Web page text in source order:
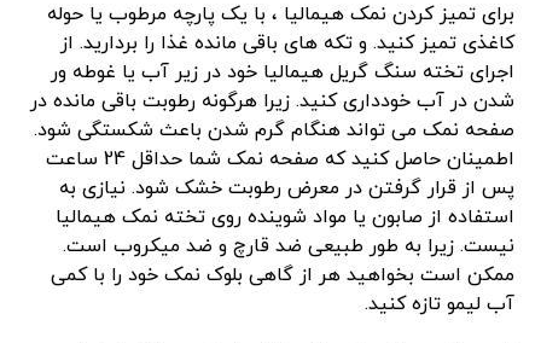
برای تمیز کردن نمک هیمالیا ، با یک پارچه مرطوب یا حوله
کاغذی تمیز کنید. و تکه های باقی مانده غذا را بردارید. از
اجرای تخته سنگ گریل هیمالیا خود در زیر آب یا غوطه ور
شدن در آب خودداری کنید. زیرا هرگونه رطوبت باقی مانده در
صفحه نمک می تواند هنگام گرم شدن باعث شکستگی شود.
اطمینان حاصل کنید که صفحه نمک شما حداقل 24 ساعت
پس از قرار گرفتن در معرض رطوبت خشک شود. نیازی به
استفاده از صابون یا مواد شوینده روی تخته نمک هیمالیا
نیست. زیرا به طور طبیعی ضد قارچ و ضد میکروب است.
ممکن است بخواهید هر از گاهی بلوک نمک خود را با کمی
آب لیمو تازه کنید.